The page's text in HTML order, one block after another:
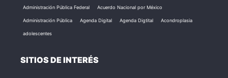
Administración Pública Federal Acuerdo Nacional por México
Administración Pública Agenda Digital Agenda Digtital Acondroplasia
adolescentes
SITIOS DE INTERÉS